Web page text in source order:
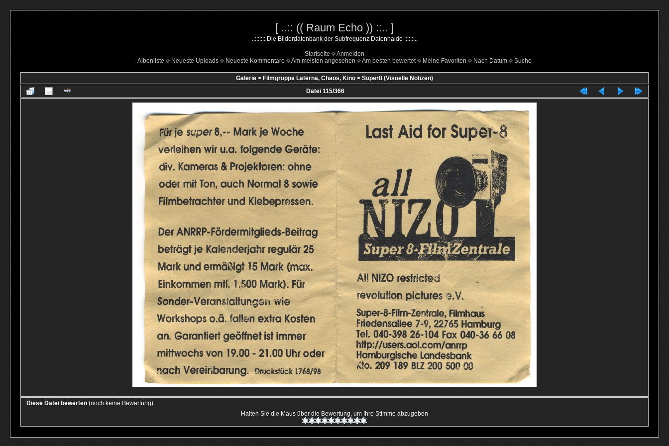
[ ..:: (( Raum Echo )) ::.. ]
..::::::: Die Bilderdatenbank der Subfrequenz Datenhalde :::::::..
Startseite
Anmelden
Albenliste
Neueste Uploads Neueste Kommentare Am meisten angesehen Am besten bewertet Meine Favoriten Nach Datum Suche
Galerie > Filmgruppe Laterna, Chaos, Kino > Super8 (Visuelle Notizen)
Datei 115/366
Diese Datei bewerten (noch keine Bewertung)
Halten Sie die Maus über die Bewertung, um Ihre Stimme abzugeben